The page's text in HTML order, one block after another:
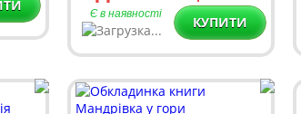
Є в наявності КУПИТИ